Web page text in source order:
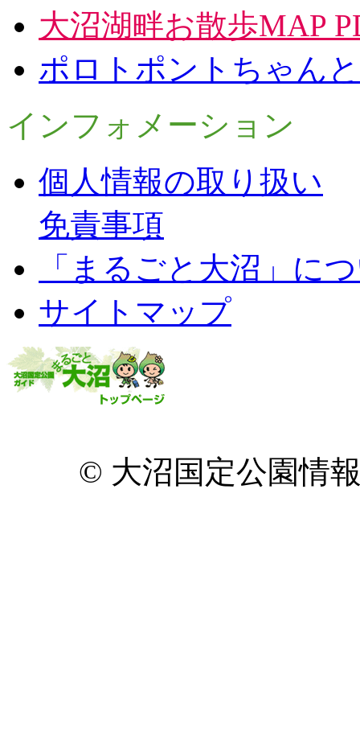
大沼湖畔お散歩MAP
ポロトポントちゃん
インフォメーション
個人情報の取り扱い
免責事項
「まるごと大沼」に
サイトマップ
© 大沼国定公園情